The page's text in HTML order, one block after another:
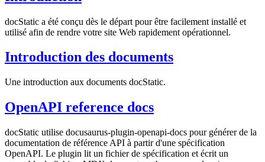
docStatic a été conçu dès le départ pour être facilement installé et
utilisé afin de rendre votre site Web rapidement opérationnel.
Introduction des documents
Une introduction aux documents docStatic.
OpenAPI reference docs
docStatic utilise docusaurus-plugin-openapi-docs pour générer de la
documentation de référence API à partir d'une spécification
OpenAPI. Le plugin lit un fichier de spécification et écrit un